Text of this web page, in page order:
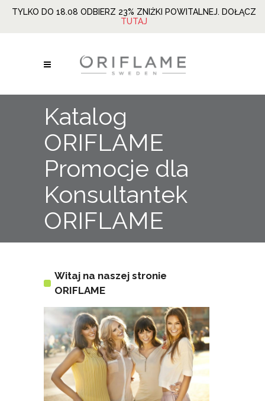
TYLKO DO 18.08 ODBIERZ 23% ZNIŻKI POWITALNEJ. DOŁĄCZ
TUTAJ
Katalog
ORIFLAME
Promocje dla
Konsultantek
ORIFLAME
Witaj na naszej stronie
ORIFLAME